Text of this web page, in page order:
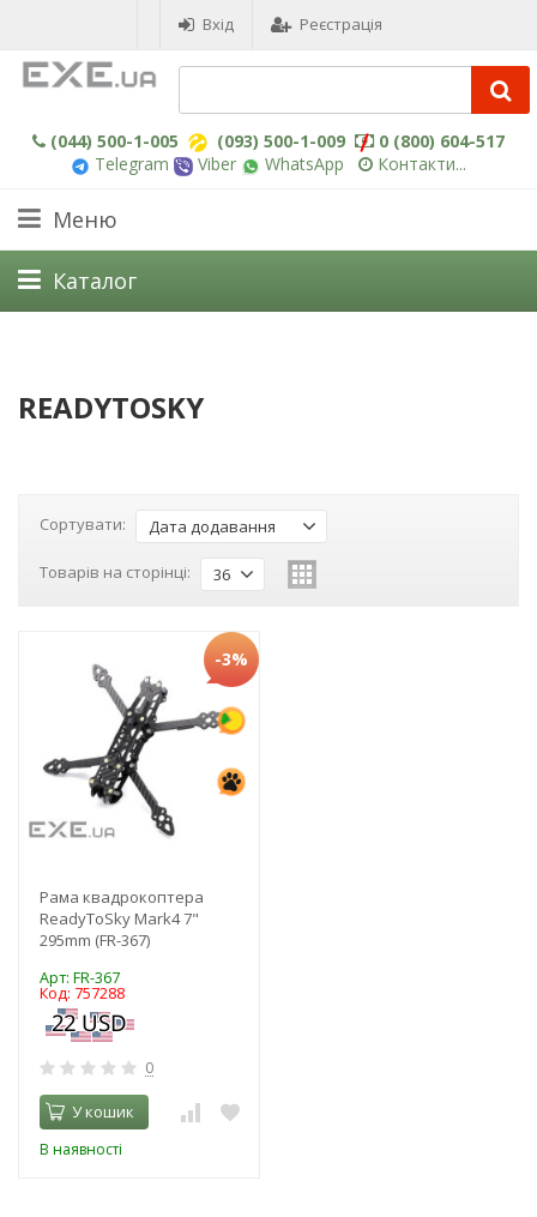
Вхід Реєстрація
(044) 500-1-005 (093) 500-1-009
0 (800) 604-517
Telegram
Viber WhatsApp Контакти...
Меню
Каталог
READYTOSKY
Сортувати: Дата додавання
Товарів на сторінці: 36
-3%
Рама квадрокоптера
ReadyToSky Mark4 7"
295mm (FR-367)
Арт: FR-367
Код: 757288
0
У кошик
В наявності